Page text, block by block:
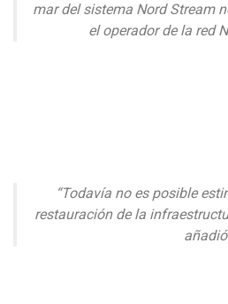
mar del sistema Nord Stream
el operador de la red
“Todavía no es posible
restauración de la